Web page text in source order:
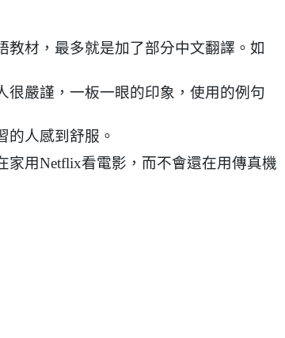
材，最多就是加了部分中文翻譯。如
很嚴謹，一板一眼的印象，使用的例句
的人感到舒服。
家用Netflix看電影，而不會還在用傳真機